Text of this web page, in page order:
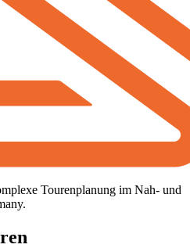
Tourenplanung im Nah- und